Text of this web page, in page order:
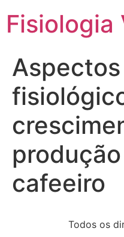
Fisiologia
Aspectos
cafeeiro
Todos os